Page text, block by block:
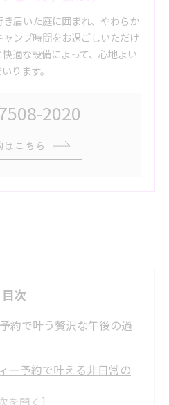
届いた庭に囲まれ、やわらか
ンプ時間をお過ごしいただけ
適な設備によって、心地よい
ります。
2020
はこちら
目次
約で叶う贅沢な午後の過
ー予約で叶える非日常の